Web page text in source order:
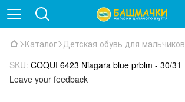
Каталог Детская обувь для мальчиков
SKU: COQUI 6423 Niagara blue prblm - 30/31
Leave your feedback